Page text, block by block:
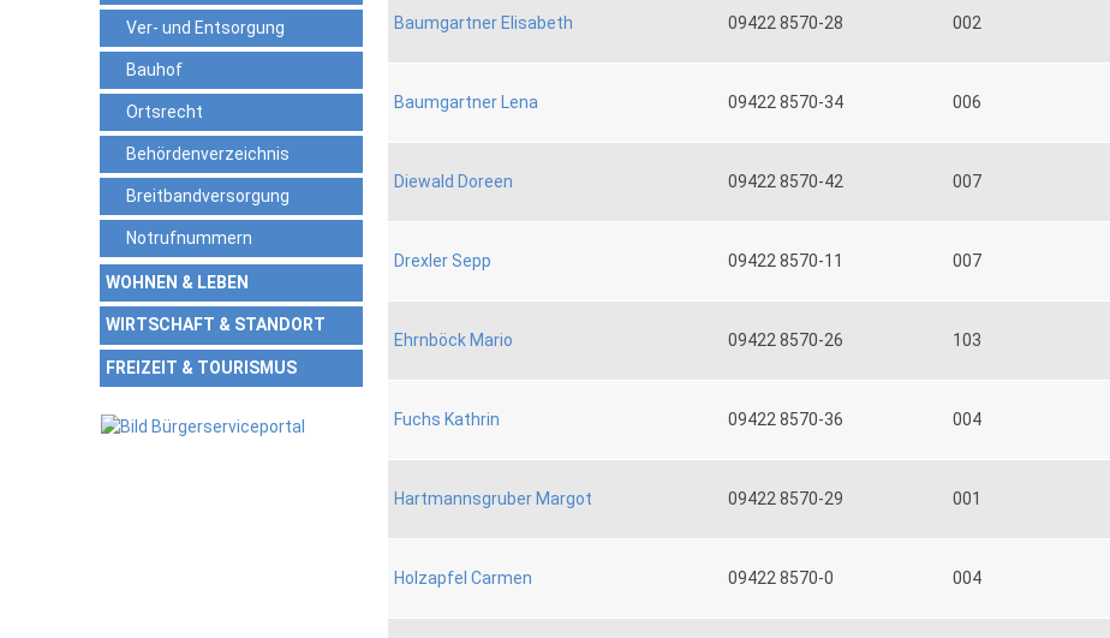
Ver- und Entsorgung
Bauhof
Ortsrecht
Behördenverzeichnis
Breitbandversorgung
Notrufnummern
WOHNEN & LEBEN
WIRTSCHAFT & STANDORT
FREIZEIT & TOURISMUS
Baumgartner Elisabeth 09422 8570-28
002
Baumgartner Lena 09422 8570-34
006
Diewald Doreen 09422 8570-42
007
Drexler Sepp 09422 8570-11
007
Ehrnböck Mario 09422 8570-26
103
Fuchs Kathrin 09422 8570-36
004
Hartmannsgruber Margot 09422 8570-29
001
Holzapfel Carmen 09422 8570-0
004